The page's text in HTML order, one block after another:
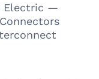
Electric —